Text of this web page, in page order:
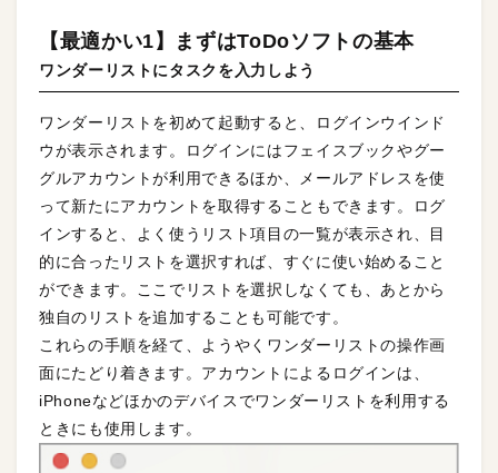
【最適かい1】まずはToDoソフトの基本
ワンダーリストにタスクを入力しよう
ワンダーリストを初めて起動すると、ログインウインド
ウが表示されます。ログインにはフェイスブックやグー
グルアカウントが利用できるほか、メールアドレスを使
って新たにアカウントを取得することもできます。ログ
インすると、よく使うリスト項目の一覧が表示され、目
的に合ったリストを選択すれば、すぐに使い始めること
ができます。ここでリストを選択しなくても、あとから
独自のリストを追加することも可能です。
これらの手順を経て、ようやくワンダーリストの操作画
面にたどり着きます。アカウントによるログインは、
iPhoneなどほかのデバイスでワンダーリストを利用する
ときにも使用します。